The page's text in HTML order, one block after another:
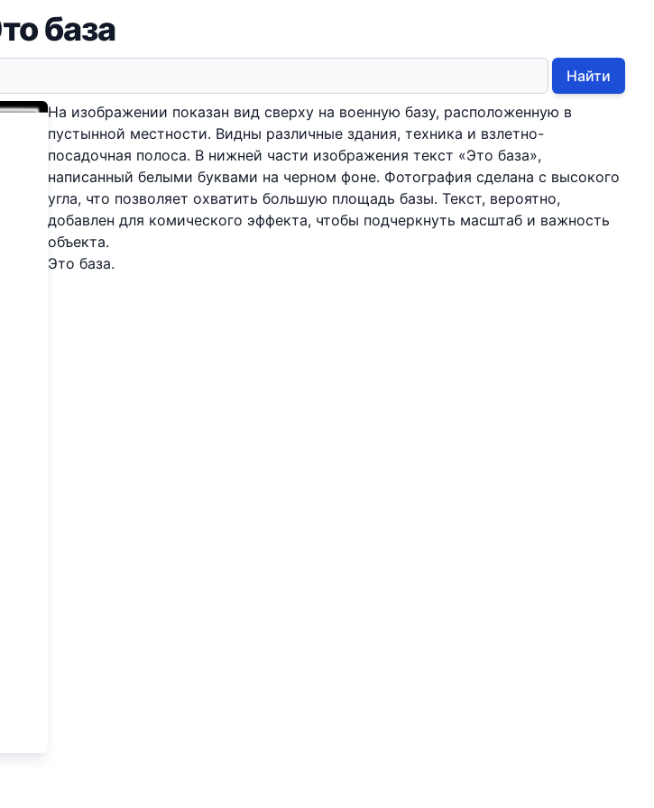
база
Найти
На изображении показан вид сверху на военную базу, расположенную в
пустынной местности. Видны различные здания, техника и взлетно-
посадочная полоса. В нижней части изображения текст «Это база»,
написанный белыми буквами на черном фоне. Фотография сделана с высокого
угла, что позволяет охватить большую площадь базы. Текст, вероятно,
добавлен для комического эффекта, чтобы подчеркнуть масштаб и важность
объекта.
Это база.